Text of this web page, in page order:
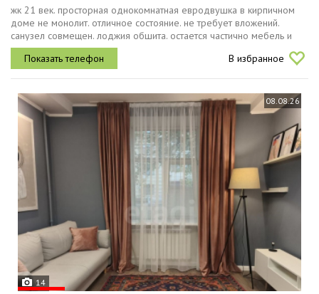
жк 21 век. просторная однокомнатная евродвушка в кирпичном
доме не монолит. отличное состояние. не требует вложений.
санузел совмещен. лоджия обшита. остается частично мебель и
техника. квартира теплая, не угловая. чистая продажа вариант
подобран....
В избранное
08.08.26
14